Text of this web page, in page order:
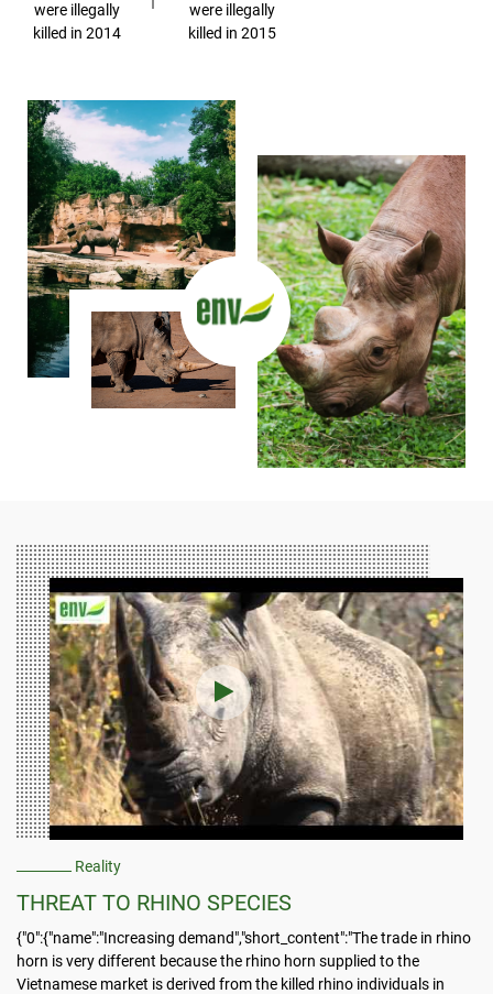
were illegally
killed in 2014
were illegally
killed in 2015
Reality
THREAT TO RHINO SPECIES
{"0":{"name":"Increasing demand","short_content":"The trade in rhino
horn is very different because the rhino horn supplied to the
Vietnamese market is derived from the killed rhino individuals in